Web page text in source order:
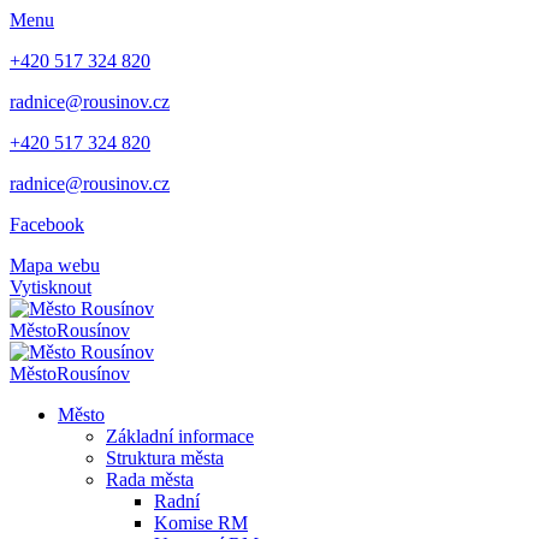
Menu
+420 517 324 820
radnice@rousinov.cz
+420 517 324 820
radnice@rousinov.cz
Facebook
Mapa webu
Vytisknout
MěstoRousínov
MěstoRousínov
Město
Základní informace
Struktura města
Rada města
Radní
Komise RM